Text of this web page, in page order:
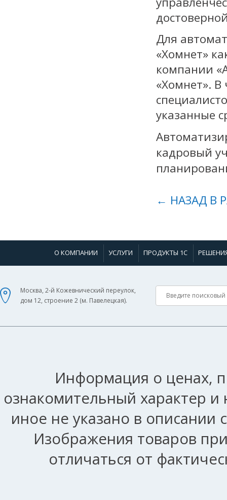
Для
«Хомнет»
компании
«Хомнет». В
указанные
кадровый
← НАЗАД В
О КОМПАНИИ УСЛУГИ ПРОДУКТЫ 1С
Москва, 2-й Кожевнический переулок,
дом 12, строение 2 (м. Павелецкая).
Информация о ценах,
ознакомительный характер
иное не указано в описании
Изображения товаров
отличаться от